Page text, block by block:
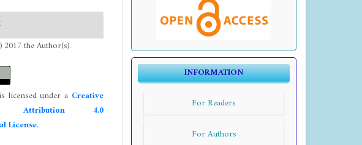
2017 the Author(s).
licensed under a Creative
Attribution 4.0
License.
INFORMATION
For Readers
For Authors